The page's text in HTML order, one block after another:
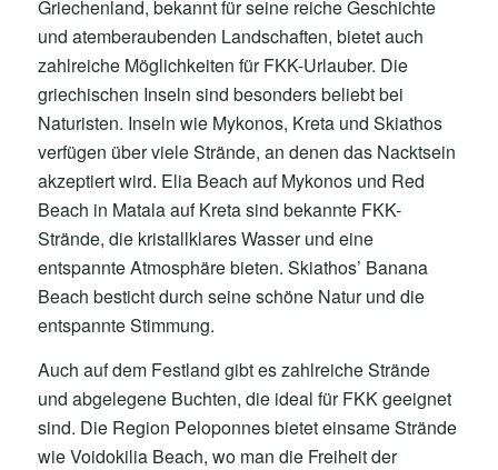
Griechenland, bekannt für seine reiche Geschichte
und atemberaubenden Landschaften, bietet auch
zahlreiche Möglichkeiten für FKK-Urlauber. Die
griechischen Inseln sind besonders beliebt bei
Naturisten. Inseln wie Mykonos, Kreta und Skiathos
verfügen über viele Strände, an denen das Nacktsein
akzeptiert wird. Elia Beach auf Mykonos und Red
Beach in Matala auf Kreta sind bekannte FKK-
Strände, die kristallklares Wasser und eine
entspannte Atmosphäre bieten. Skiathos’ Banana
Beach besticht durch seine schöne Natur und die
entspannte Stimmung.
Auch auf dem Festland gibt es zahlreiche Strände
und abgelegene Buchten, die ideal für FKK geeignet
sind. Die Region Peloponnes bietet einsame Strände
wie Voidokilia Beach, wo man die Freiheit der